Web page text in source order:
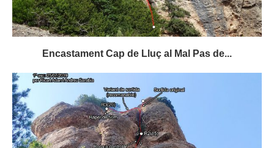
Encastament Cap de Lluç al Mal Pas de...